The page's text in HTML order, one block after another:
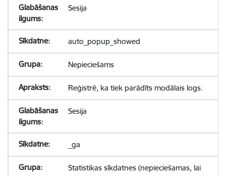
Sesija
auto_popup_showed
Nepieciešams
Reģistrē, ka tiek parādīts modālais logs.
Sesija
_ga
Statistikas sīkdatnes (nepieciešamas, lai